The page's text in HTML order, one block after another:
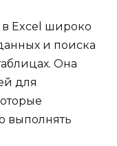
Excel широко
и поиска
Она
для
выполнять